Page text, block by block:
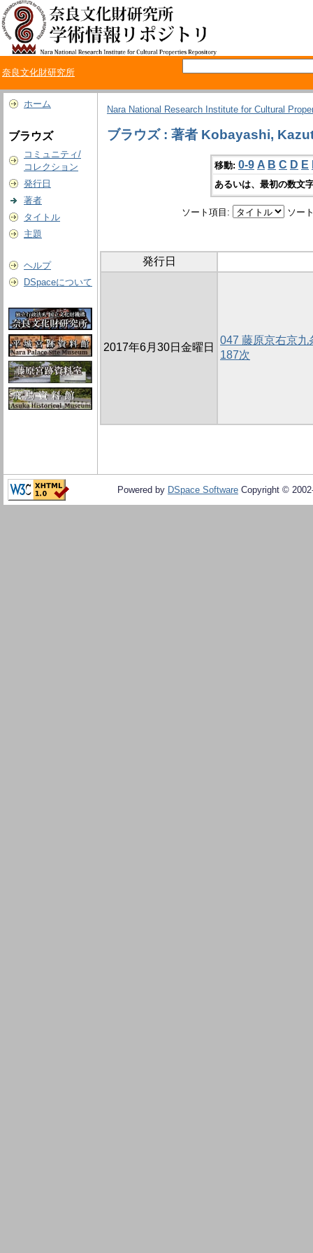
奈良文化財研究所
ホーム
ブラウズ
コミュニティ/
コレクション
発行日
著者
タイトル
主題
ヘルプ
DSpaceについて
Nara National Research Institute for Cultural
ブラウズ : 著者 Kobayashi,
移動: 0-9 A B C D E
あるいは、最初の数文
ソート項目: ソー
発行日
2017年6月30日金曜日
047 藤原京右京九
187次
Powered by DSpace Software Copyright ©